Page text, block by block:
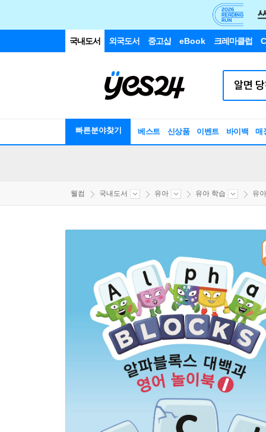
국내도서 외국도서 중고샵 eBook 크레마클럽
빠른분야찾기 베스트 신상품 이벤트 바이백 매
웰컴 국내도서 유아 유아 학습 유